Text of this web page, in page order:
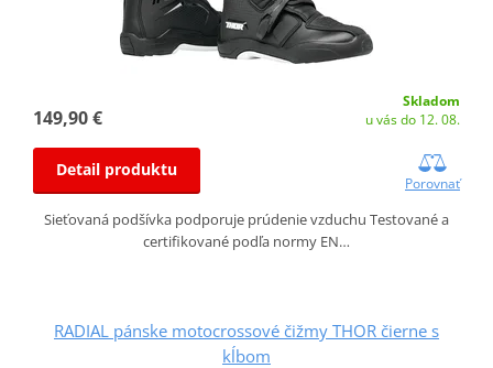
149,90 €
Skladom
u vás do 12. 08.
Detail produktu
Porovnať
Sieťovaná podšívka podporuje prúdenie vzduchu Testované a
certifikované podľa normy EN…
RADIAL pánske motocrossové čižmy THOR čierne s
kĺbom